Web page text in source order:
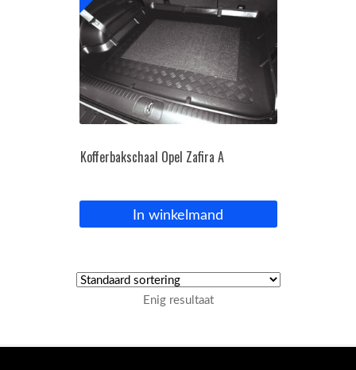
OPC Line
Bedrijfswagen parts
Inloggen / Registreren
Kofferbakschaal Opel Zafira A
In winkelmand
Enig resultaat